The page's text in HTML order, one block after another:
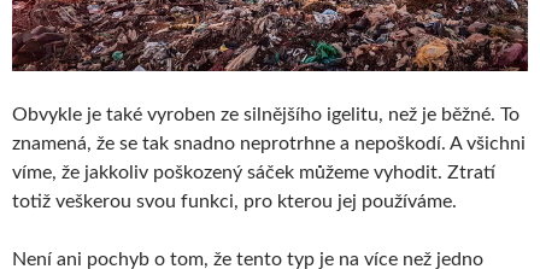
Obvykle je také vyroben ze silnějšího igelitu, než je běžné. To
znamená, že se tak snadno neprotrhne a nepoškodí. A všichni
víme, že jakkoliv poškozený sáček můžeme vyhodit. Ztratí
totiž veškerou svou funkci, pro kterou jej používáme.
Není ani pochyb o tom, že tento typ je na více než jedno